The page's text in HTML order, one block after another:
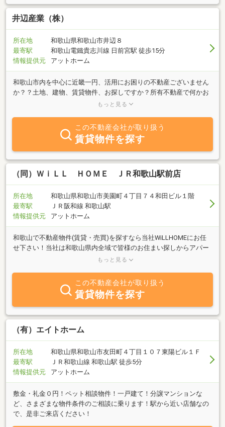
井辺産業（株）
所在地
和歌山県和歌山市井辺８
最寄駅
和歌山電鐵貴志川線 日前宮駅 徒歩15分
情報提供元
アットホーム
和歌山市内を中心に近畿一円、活用にお困りの不動産ございません
か？？土地、建物、賃貸物件、お探しですか？所有不動産で何かお
困りの事はございませんか？ご希望の物件、当社がお探し致しま
ひ、ご相談下さい！お待ちしていますよ！！（困難案件大歓迎！）
もっと見る
この不動産会社が取り扱う
賃貸物件を探す
（同）ＷｉＬＬ ＨＯＭＥ ＪＲ和歌山駅前店
所在地
和歌山県和歌山市美園町４丁目７４和田ビル１階
最寄駅
ＪＲ阪和線 和歌山駅
情報提供元
アットホーム
和歌山で不動産物件(賃貸・売買)を探すなら当社WiLLHOMEにお任
せ下さい！当社は和歌山県内全域で皆様のお住まい探しからアパー
トの管理まで不動産における様々なお手伝いを致します。和歌山県
もっと見る
この不動産会社が取り扱う
賃貸物件を探す
（有）エイトホーム
所在地
和歌山県和歌山市友田町４丁目１０７東陽ビル１Ｆ
最寄駅
ＪＲ和歌山線 和歌山駅 徒歩5分
情報提供元
アットホーム
敷金・礼金０円！ペット相談物件！一戸建て！分譲マンションな
ど、さまざまな物件条件のご相談に乗ります！駅から近い店舗なの
で、是非ご来店ください！